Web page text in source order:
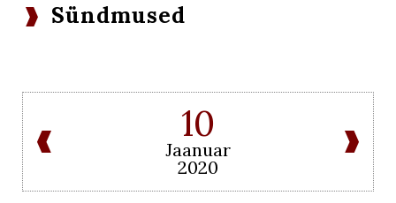
Sündmused
10
Jaanuar
2020